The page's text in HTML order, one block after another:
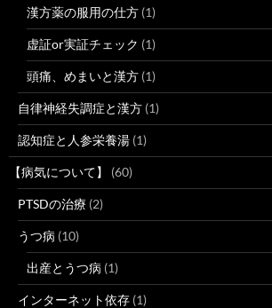
漢方薬の服用の仕方 (1)
虚証or実証チェック (1)
頭痛、めまいと漢方 (1)
自律神経失調症と漢方 (1)
認知症と人参栄養湯 (1)
【病気について】 (60)
PTSDの治療 (2)
うつ病 (10)
出産とうつ病 (1)
インターネット依存 (1)